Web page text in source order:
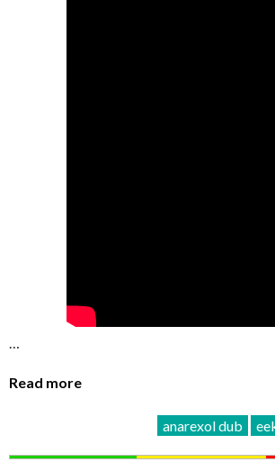
…
Read more
anarexol dub